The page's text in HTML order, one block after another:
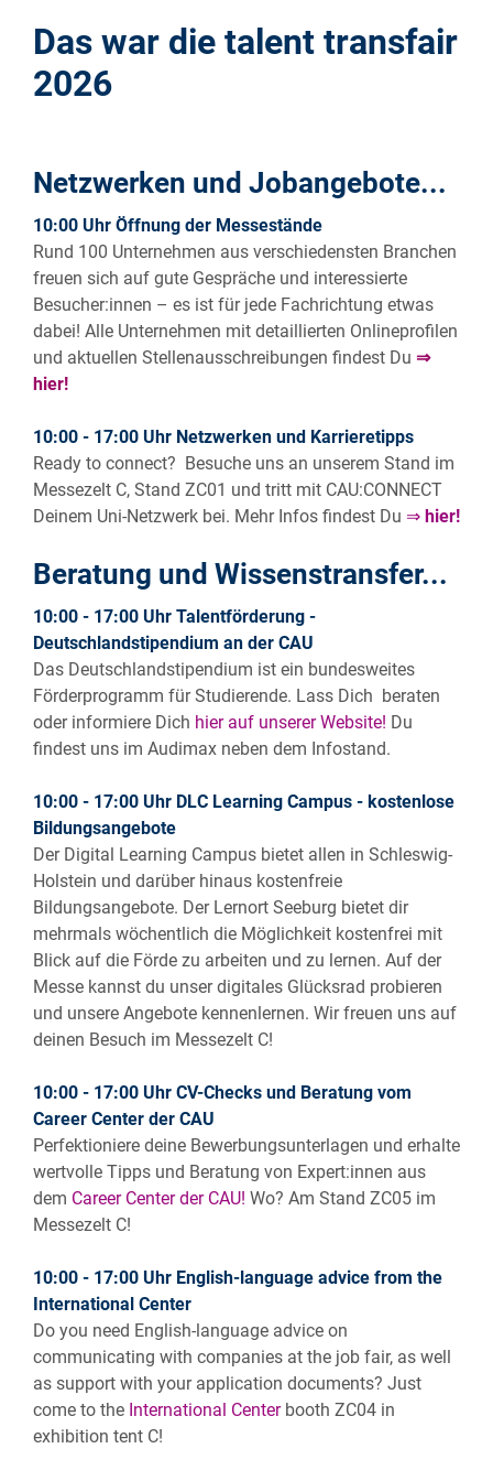
Das war die talent transfair
2026
Netzwerken und Jobangebote...
10:00 Uhr Öffnung der Messestände
Rund 100 Unternehmen aus verschiedensten Branchen
freuen sich auf gute Gespräche und interessierte
Besucher:innen – es ist für jede Fachrichtung etwas
dabei! Alle Unternehmen mit detaillierten Onlineprofilen
und aktuellen Stellenausschreibungen findest Du ⇒
hier!
10:00 - 17:00 Uhr Netzwerken und Karrieretipps
Ready to connect? Besuche uns an unserem Stand im
Messezelt C, Stand ZC01 und tritt mit CAU:CONNECT
Deinem Uni-Netzwerk bei. Mehr Infos findest Du ⇒ hier!
Beratung und Wissenstransfer...
10:00 - 17:00 Uhr Talentförderung -
Deutschlandstipendium an der CAU
Das Deutschlandstipendium ist ein bundesweites
Förderprogramm für Studierende. Lass Dich beraten
oder informiere Dich hier auf unserer Website! Du
findest uns im Audimax neben dem Infostand.
10:00 - 17:00 Uhr DLC Learning Campus - kostenlose
Bildungsangebote
Der Digital Learning Campus bietet allen in Schleswig-
Holstein und darüber hinaus kostenfreie
Bildungsangebote. Der Lernort Seeburg bietet dir
mehrmals wöchentlich die Möglichkeit kostenfrei mit
Blick auf die Förde zu arbeiten und zu lernen. Auf der
Messe kannst du unser digitales Glücksrad probieren
und unsere Angebote kennenlernen. Wir freuen uns auf
deinen Besuch im Messezelt C!
10:00 - 17:00 Uhr CV-Checks und Beratung vom
Career Center der CAU
Perfektioniere deine Bewerbungsunterlagen und erhalte
wertvolle Tipps und Beratung von Expert:innen aus
dem Career Center der CAU! Wo? Am Stand ZC05 im
Messezelt C!
10:00 - 17:00 Uhr English-language advice from the
International Center
Do you need English-language advice on
communicating with companies at the job fair, as well
as support with your application documents? Just
come to the International Centerbooth ZC04 in
exhibition tent C!